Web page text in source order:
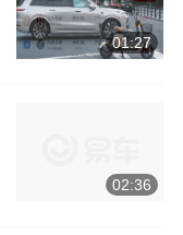
01:27
02:36